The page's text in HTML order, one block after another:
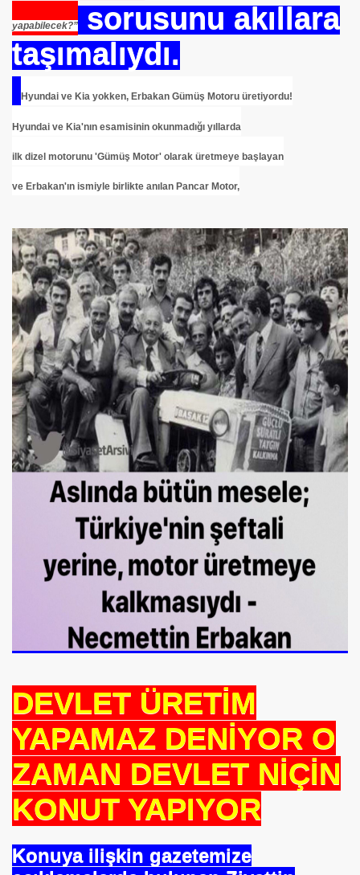
yapabilecek?”
sorusunu akıllara
taşımalıydı.
Hyundai ve Kia yokken, Erbakan Gümüş Motoru üretiyordu!
Hyundai ve Kia'nın esamisinin okunmadığı yıllarda
ilk dizel motorunu 'Gümüş Motor' olarak üretmeye başlayan
ve Erbakan'ın ismiyle birlikte anılan Pancar Motor,
DEVLET ÜRETİM
YAPAMAZ DENİYOR O
ZAMAN DEVLET NİÇİN
KONUT YAPIYOR
Konuya ilişkin gazetemize
NJ.Canlı Yayın